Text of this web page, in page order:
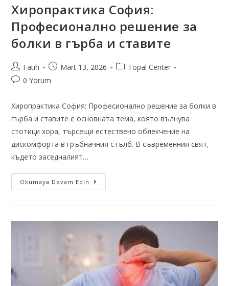
Хиропрактика София:
Професионално решение за
болки в гърба и ставите
Fatih Mart 13, 2026
Topal Center
0 Yorum
Хиропрактика София: Професионално решение за болки в
гърба и ставите е основната тема, която вълнува
стотици хора, търсещи естествено облекчение на
дискомфорта в гръбначния стълб. В съвременния свят,
където заседналият…
Okumaya Devam Edin